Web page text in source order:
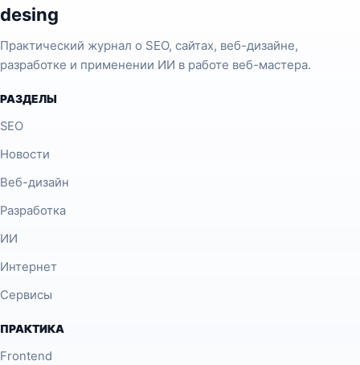
desing
Практический журнал о SEO, сайтах, веб-дизайне,
разработке и применении ИИ в работе веб-мастера.
РАЗДЕЛЫ
SEO
Новости
Веб-дизайн
Разработка
ИИ
Интернет
Сервисы
ПРАКТИКА
Frontend